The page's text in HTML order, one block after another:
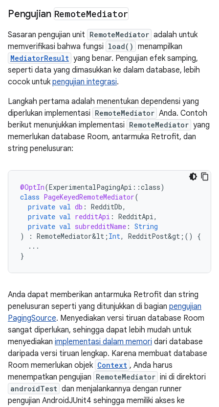
Pengujian RemoteMediator
Sasaran pengujian unit RemoteMediator adalah untuk
memverifikasi bahwa fungsi load() menampilkan
MediatorResult yang benar. Pengujian efek samping,
seperti data yang dimasukkan ke dalam database, lebih
cocok untuk pengujian integrasi.
Langkah pertama adalah menentukan dependensi yang
diperlukan implementasi RemoteMediator Anda. Contoh
berikut menunjukkan implementasi RemoteMediator yang
memerlukan database Room, antarmuka Retrofit, dan
string penelusuran:
@OptIn(ExperimentalPagingApi ::class)
class PageKeyedRemoteMediator(
private val db : RedditDb,
private val redditApi : RedditApi,
private val subredditName : String
)
: RemoteMediator&lt ; Int, RedditPost&gt ;()
{
...
}
Anda dapat memberikan antarmuka Retrofit dan string
penelusuran seperti yang ditunjukkan di bagian pengujian
PagingSource. Menyediakan versi tiruan database Room
sangat diperlukan, sehingga dapat lebih mudah untuk
menyediakan implementasi dalam memori dari database
daripada versi tiruan lengkap. Karena membuat database
Room memerlukan objek Context , Anda harus
menempatkan pengujian RemoteMediator ini di direktori
androidTest dan menjalankannya dengan runner
pengujian AndroidJUnit4 sehingga memiliki akses ke